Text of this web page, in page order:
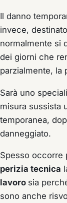
Il danno
invece,
normalmente si
dei giorni che
parzialmente, la
Sarà uno
misura sussista
temporanea,
danneggiato.
Spesso occorre
perizia tecnica
lavoro sia
sono anche